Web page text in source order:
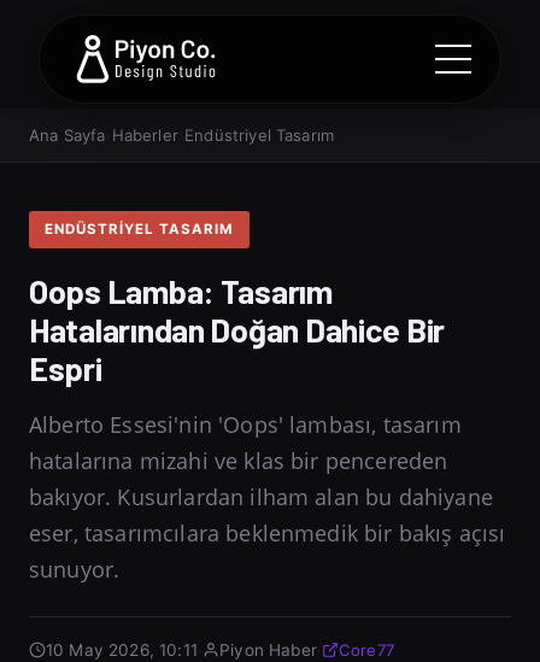
Ana Sayfa Haberler› Endüstriyel Tasarım
ENDÜSTRIYEL TASARIM
Oops Lamba: Tasarım
Hatalarından Doğan Dahice Bir
Espri
Alberto Essesi'nin 'Oops' lambası, tasarım
hatalarına mizahi ve klas bir pencereden
bakıyor. Kusurlardan ilham alan bu dahiyane
eser, tasarımcılara beklenmedik bir bakış açısı
sunuyor.
10 May 2026, 10:11 Piyon Haber· Core77